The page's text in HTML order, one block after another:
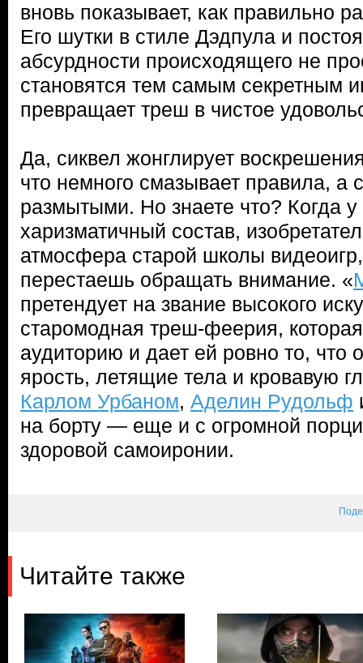
вновь показывает, как правильно
Его шутки в стиле Дэдпула и
абсурдности происходящего не
становятся тем самым секретным
превращает треш в чистое
Да, сиквел жонглирует
что немного смазывает правила, а
размытыми. Но знаете что? Когда у
харизматичный состав,
атмосфера старой школы
перестаешь обращать внимание. «
претендует на звание высокого
старомодная треш-феерия,
аудиторию и дает ей ровно то, что
ярость, летящие тела и кровавую
Карлом Урбаном, Аделин Рудольф
на борту — еще и с огромной
здоровой самоиронии.
Читайте также